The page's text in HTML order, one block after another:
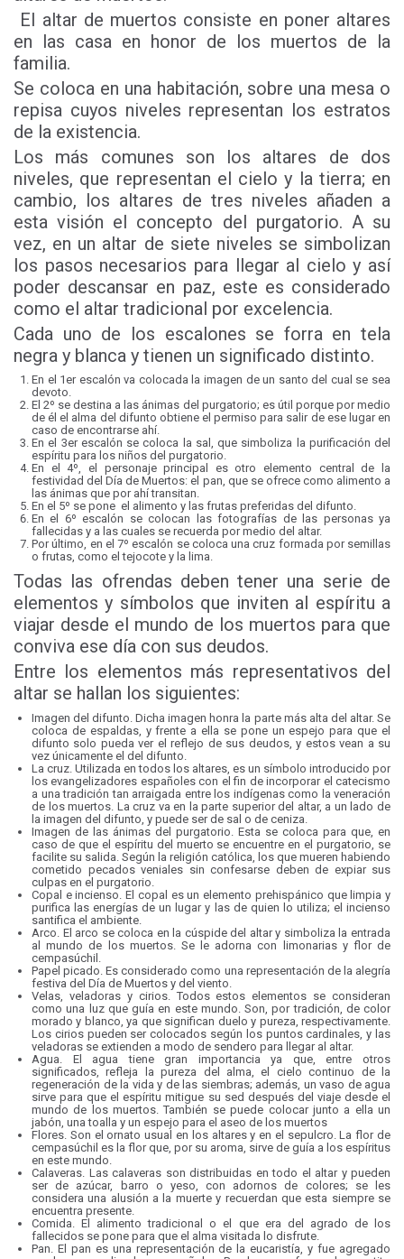
El altar de muertos consiste en poner altares
en las casa en honor de los muertos de la
familia.
Se coloca en una habitación, sobre una mesa o
repisa cuyos niveles representan los estratos
de la existencia.
Los más comunes son los altares de dos
niveles, que representan el cielo y la tierra; en
cambio, los altares de tres niveles añaden a
esta visión el concepto del purgatorio. A su
vez, en un altar de siete niveles se simbolizan
los pasos necesarios para llegar al cielo y así
poder descansar en paz, este es considerado
como el altar tradicional por excelencia.
Cada uno de los escalones se forra en tela
negra y blanca y tienen un significado distinto.
En el 1er escalón va colocada la imagen de un santo del cual se sea
devoto.
El 2º se destina a las ánimas del purgatorio; es útil porque por medio
de él el alma del difunto obtiene el permiso para salir de ese lugar en
caso de encontrarse ahí.
En el 3er escalón se coloca la sal, que simboliza la purificación del
espíritu para los niños del purgatorio.
En el 4º, el personaje principal es otro elemento central de la
festividad del Día de Muertos: el pan, que se ofrece como alimento a
las ánimas que por ahí transitan.
En el 5º se pone el alimento y las frutas preferidas del difunto.
En el 6º escalón se colocan las fotografías de las personas ya
fallecidas y a las cuales se recuerda por medio del altar.
Por último, en el 7º escalón se coloca una cruz formada por semillas
o frutas, como el tejocote y la lima.
Todas las ofrendas deben tener una serie de
elementos y símbolos que inviten al espíritu a
viajar desde el mundo de los muertos para que
conviva ese día con sus deudos.
Entre los elementos más representativos del
altar se hallan los siguientes:
Imagen del difunto. Dicha imagen honra la parte más alta del altar. Se
coloca de espaldas, y frente a ella se pone un espejo para que el
difunto solo pueda ver el reflejo de sus deudos, y estos vean a su
vez únicamente el del difunto.
La cruz. Utilizada en todos los altares, es un símbolo introducido por
los evangelizadores españoles con el fin de incorporar el catecismo
a una tradición tan arraigada entre los indígenas como la veneración
de los muertos. La cruz va en la parte superior del altar, a un lado de
la imagen del difunto, y puede ser de sal o de ceniza.
Imagen de las ánimas del purgatorio. Esta se coloca para que, en
caso de que el espíritu del muerto se encuentre en el purgatorio, se
facilite su salida. Según la religión católica, los que mueren habiendo
cometido pecados veniales sin confesarse deben de expiar sus
culpas en el purgatorio.
Copal e incienso. El copal es un elemento prehispánico que limpia y
purifica las energías de un lugar y las de quien lo utiliza; el incienso
santifica el ambiente.
Arco. El arco se coloca en la cúspide del altar y simboliza la entrada
al mundo de los muertos. Se le adorna con limonarias y flor de
cempasúchil.
Papel picado. Es considerado como una representación de la alegría
festiva del Día de Muertos y del viento.
Velas, veladoras y cirios. Todos estos elementos se consideran
como una luz que guía en este mundo. Son, por tradición, de color
morado y blanco, ya que significan duelo y pureza, respectivamente.
Los cirios pueden ser colocados según los puntos cardinales, y las
veladoras se extienden a modo de sendero para llegar al altar.
Agua. El agua tiene gran importancia ya que, entre otros
significados, refleja la pureza del alma, el cielo continuo de la
regeneración de la vida y de las siembras; además, un vaso de agua
sirve para que el espíritu mitigue su sed después del viaje desde el
mundo de los muertos. También se puede colocar junto a ella un
jabón, una toalla y un espejo para el aseo de los muertos
Flores. Son el ornato usual en los altares y en el sepulcro. La flor de
cempasúchil es la flor que, por su aroma, sirve de guía a los espíritus
en este mundo.
Calaveras. Las calaveras son distribuidas en todo el altar y pueden
ser de azúcar, barro o yeso, con adornos de colores; se les
considera una alusión a la muerte y recuerdan que esta siempre se
encuentra presente.
Comida. El alimento tradicional o el que era del agrado de los
fallecidos se pone para que el alma visitada lo disfrute.
Pan. El pan es una representación de la eucaristía, y fue agregado